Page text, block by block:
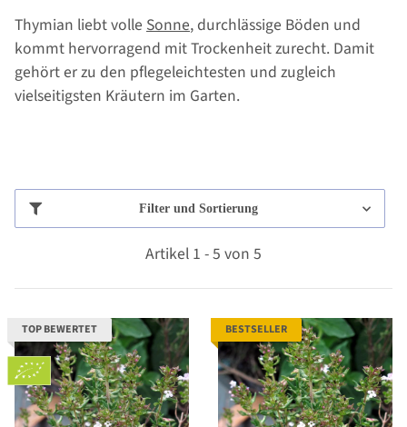
Thymian liebt volle Sonne, durchlässige Böden und
kommt hervorragend mit Trockenheit zurecht. Damit
gehört er zu den pflegeleichtesten und zugleich
vielseitigsten Kräutern im Garten.
Filter und Sortierung
Artikel 1 - 5 von 5
TOP BEWERTET BESTSELLER